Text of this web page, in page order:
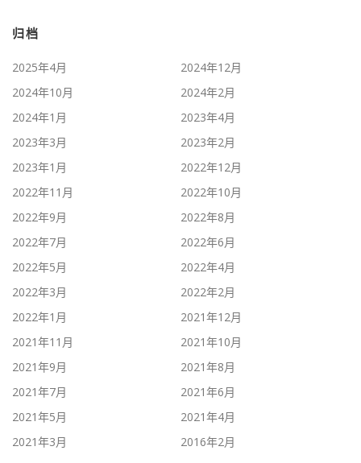
归档
2025年4月
2024年12月
2024年10月
2024年2月
2024年1月
2023年4月
2023年3月
2023年2月
2023年1月
2022年12月
2022年11月
2022年10月
2022年9月
2022年8月
2022年7月
2022年6月
2022年5月
2022年4月
2022年3月
2022年2月
2022年1月
2021年12月
2021年11月
2021年10月
2021年9月
2021年8月
2021年7月
2021年6月
2021年5月
2021年4月
2021年3月
2016年2月